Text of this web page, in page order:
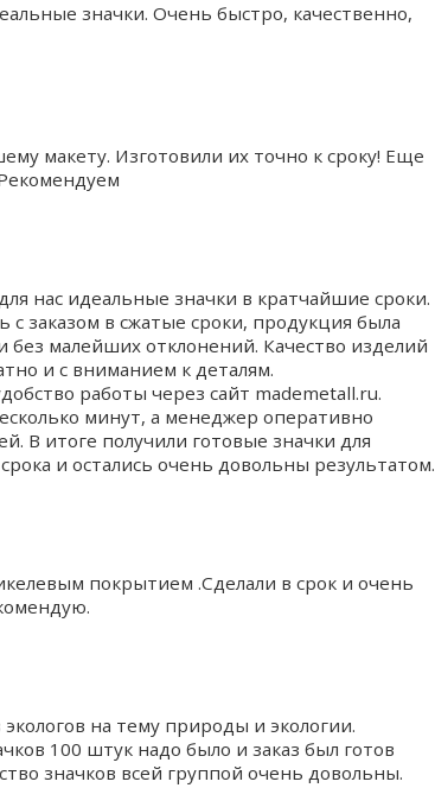
значки. Очень быстро, качественно,
макету. Изготовили их точно к сроку! Еще
нас идеальные значки в кратчайшие сроки.
заказом в сжатые сроки, продукция была
без малейших отклонений. Качество изделий
и с вниманием к деталям.
работы через сайт mademetall.ru.
минут, а менеджер оперативно
В итоге получили готовые значки для
и остались очень довольны результатом.
покрытием .Сделали в срок и очень
на тему природы и экологии.
100 штук надо было и заказ был готов
значков всей группой очень довольны.